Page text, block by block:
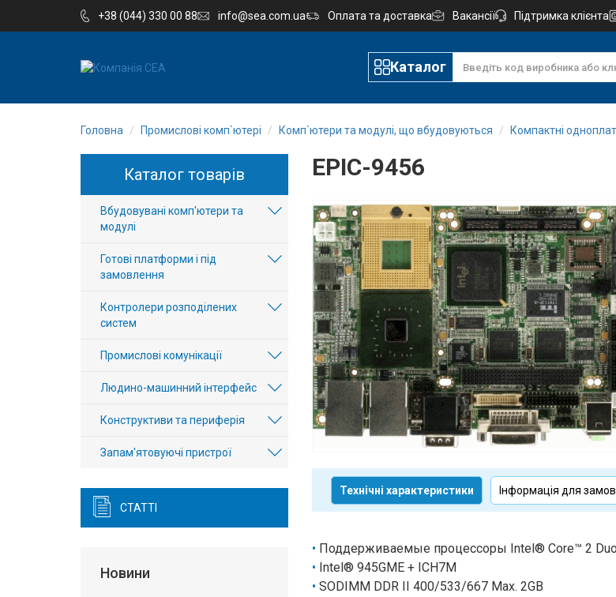
+38 (044) 330 00 88 info@sea.com.ua Оплата та доставка Вакансії Підтримка клієнта
Каталог
Компанія
Виробництво
Послуги
авторизація
Доставка
Підтримка
Головна Промислові комп`ютері Комп`ютери та модулі, що вбудовуються Компактні
EPIC-9456
Технічні характеристики Інформація для
Поддерживаемые процессоры Intel® Core™ 2
Intel® 945GME + ICH7M
SODIMM DDR II 400/533/667 Max. 2GB
Каталог товарів
Вбудовувані комп'ютери та
модулі
Готові платформи і під
замовлення
Контролери розподілених
систем
Промислові комунікації
Людино-машинний інтерфейс
Конструктиви та периферія
Запам'ятовуючі пристрої
СТАТТІ
Новини